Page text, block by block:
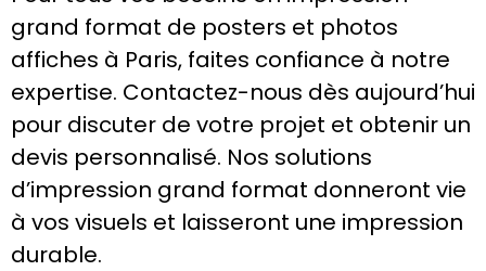
grand format de posters et photos
affiches à Paris, faites confiance à notre
expertise. Contactez-nous dès aujourd’hui
pour discuter de votre projet et obtenir un
devis personnalisé. Nos solutions
d’impression grand format donneront vie
à vos visuels et laisseront une impression
durable.